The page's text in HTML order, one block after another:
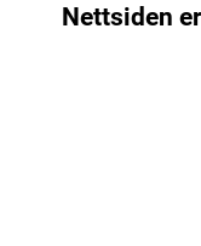
Nettsiden